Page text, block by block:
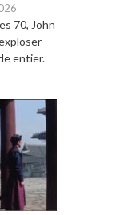
70, John
entier.